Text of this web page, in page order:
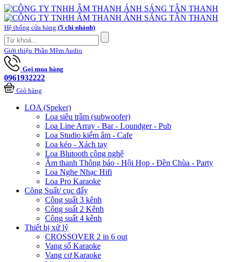
Hệ thống cửa hàng (5 chi nhánh)
Giới thiệu Phần Mềm Audio
Gọi mua hàng
0961932222
Giỏ hàng
LOA (Speker)
Loa siêu trầm (subwoofer)
Loa Line Array - Bar - Loundger - Pub
Loa Studio kiểm âm - Cafe
Loa kéo - Xách tay
Loa Blutooth công nghệ
Âm thanh Thông báo - Hội Họp - Đền Chùa - Party
Loa Nghe Nhạc Hifi
Loa Pro Karaoke
Công Suất/ cục đẩy
Công suất 3 kênh
Công suất 2 Kênh
Công suất 4 kênh
Thiết bị xử lý
CROSSOVER 2 in 6 out
Vang số Karaoke
Vang cơ Karaoke